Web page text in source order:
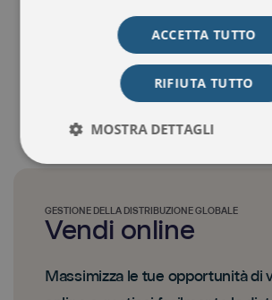
GESTIONE DELLA DISTRIBUZIONE GLOBALE
Vendi online
Massimizza le tue opportunità di
ACCETTA TUTTO
RIFIUTA TUTTO
MOSTRA DETTAGLI